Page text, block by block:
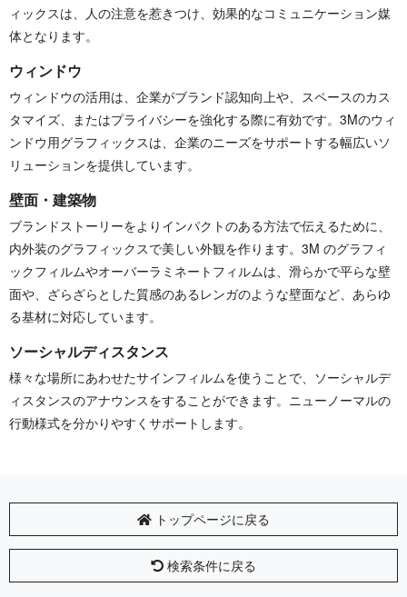
ィックスは、人の注意を惹きつけ、効果的なコミュニケーション媒
体となります。
ウィンドウ
ウィンドウの活用は、企業がブランド認知向上や、スペースのカス
タマイズ、またはプライバシーを強化する際に有効です。3Mのウィ
ンドウ用グラフィックスは、企業のニーズをサポートする幅広いソ
リューションを提供しています。
壁面・建築物
ブランドストーリーをよりインパクトのある方法で伝えるために、
内外装のグラフィックスで美しい外観を作ります。3M のグラフィ
ックフィルムやオーバーラミネートフィルムは、滑らかで平らな壁
面や、ざらざらとした質感のあるレンガのような壁面など、あらゆ
る基材に対応しています。
ソーシャルディスタンス
様々な場所にあわせたサインフィルムを使うことで、ソーシャルデ
ィスタンスのアナウンスをすることができます。ニューノーマルの
行動様式を分かりやすくサポートします。
トップページに戻る
検索条件に戻る